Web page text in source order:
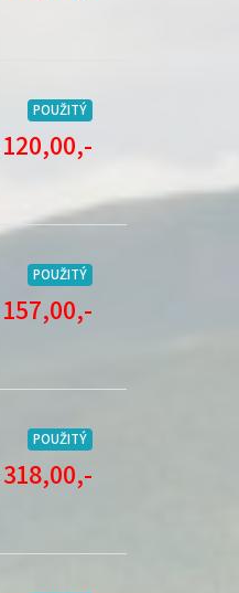
POUŽITÝ
120,00,-
POUŽITÝ
157,00,-
POUŽITÝ
318,00,-